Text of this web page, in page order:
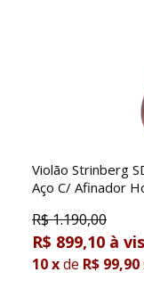
Violão Strinberg
Aço C/ Afinador
R$1.190,00
R$ 899,10
10xde R$ 99,90